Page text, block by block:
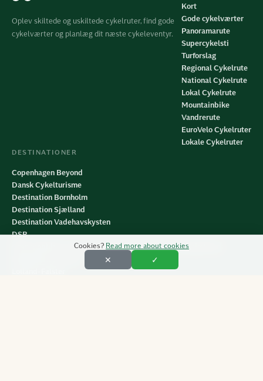
Oplev skiltede og uskiltede cykelruter, find gode
cykelværter og planlæg dit næste cykeleventyr.
Kort
Gode cykelværter
Panoramarute
Supercykelsti
Turforslag
Regional Cykelrute
National Cykelrute
Lokal Cykelrute
Mountainbike
Vandrerute
EuroVelo Cykelruter
Lokale Cykelruter
DESTINATIONER
Copenhagen Beyond
Dansk Cykelturisme
Destination Bornholm
Destination Sjælland
Destination Vadehavskysten
DSB
Grøn mobilitet til og i Nationalpark Kongernes Nordsjælland
Cookies? Read more about cookies
✕ ✓